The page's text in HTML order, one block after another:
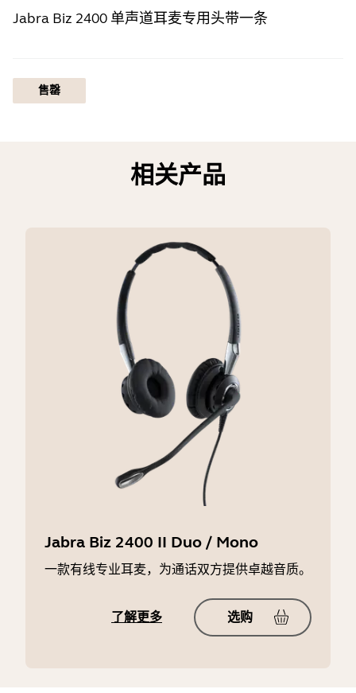
Jabra Biz 2400 单声道耳麦专用头带一条
售罄
相关产品
Jabra Biz 2400 II Duo / Mono
一款有线专业耳麦，为通话双方提供卓越音质。
了解更多 选购